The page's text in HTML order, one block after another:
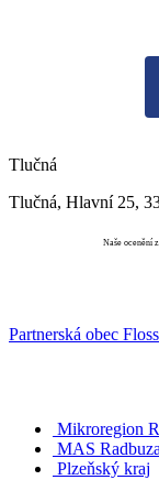
Tlučná
Tlučná, Hlavní 25,
Naše ocenění
Partnerská obec Floss
Mikroregion
MAS Radbuza
Plzeňský kraj